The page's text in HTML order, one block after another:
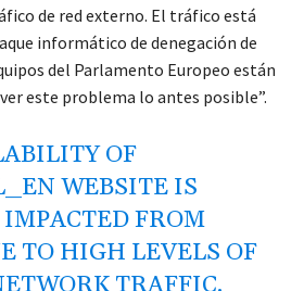
de red externo. El tráfico está
informático de denegación de
del Parlamento Europeo están
este problema lo antes posible”.
OF
WEBSITE IS
FROM
TO HIGH LEVELS OF